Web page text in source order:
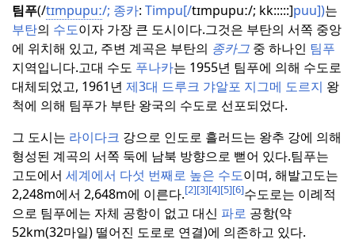
팀푸(/tɪmpupuː/; 종카: Timpu[/tɪmpupuː/; kk:::::]puu])는
부탄의 수도이자 가장 큰 도시이다.그것은 부탄의 서쪽 중앙
에 위치해 있고, 주변 계곡은 부탄의 종카그 중 하나인 팀푸
지역입니다.고대 수도 푸나카는 1955년 팀푸에 의해 수도로
대체되었고, 1961년 제3대 드루크 갸알포 지그메 도르지 왕
척에 의해 팀푸가 부탄 왕국의 수도로 선포되었다.
그 도시는 라이다크 강으로 인도로 흘러드는 왕추 강에 의해
형성된 계곡의 서쪽 둑에 남북 방향으로 뻗어 있다.팀푸는
고도에서 세계에서 다섯 번째로 높은 수도이며, 해발고도는
2,248m에서 2,648m에 이른다.[2][3][4][5][6]수도로는 이례적
으로 팀푸에는 자체 공항이 없고 대신 파로 공항(약
52km(32마일) 떨어진 도로로 연결)에 의존하고 있다.